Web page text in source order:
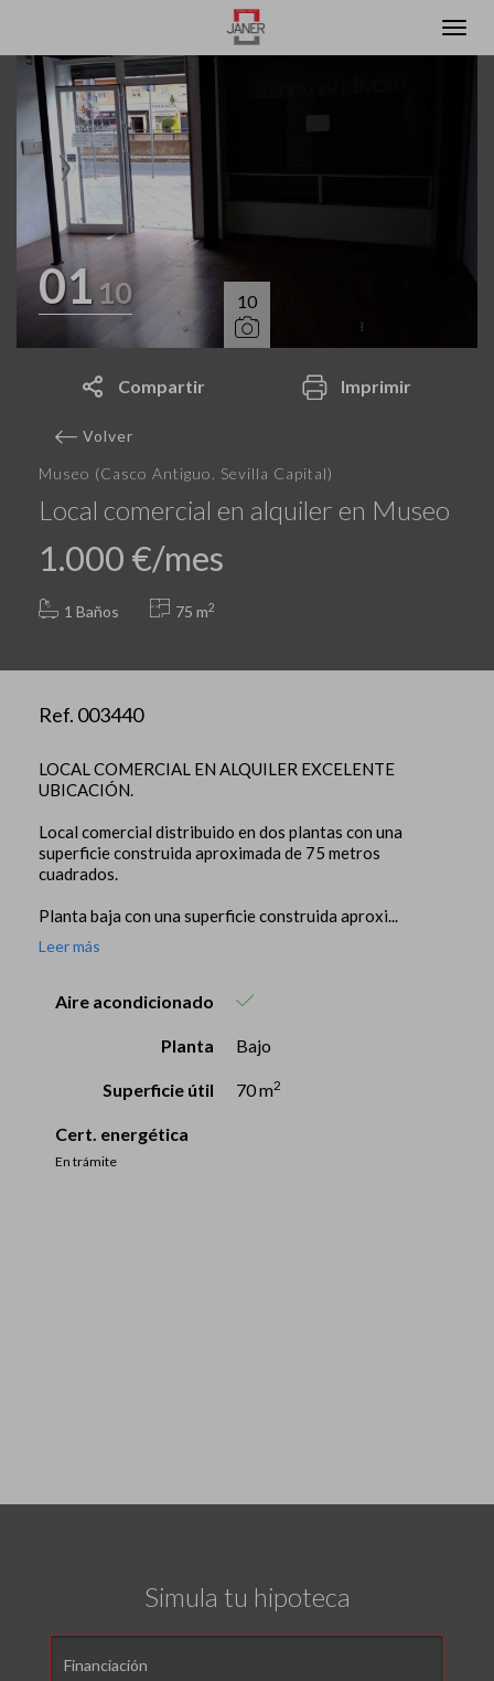
0110 10
Compartir Imprimir
Volver
Museo (Casco Antiguo. Sevilla Capital)
Local comercial en alquiler en Museo
1.000 €/mes
1 Baños 75 m2
Ref. 003440
LOCAL COMERCIAL EN ALQUILER EXCELENTE
UBICACIÓN.
Local comercial distribuido en dos plantas con una
superficie construida aproximada de 75 metros
cuadrados.
Planta baja con una superficie construida aproxi...
Leer más
Aire acondicionado
Planta Bajo
Superficie útil 70 m2
Cert. energética
En trámite
Simula tu hipoteca